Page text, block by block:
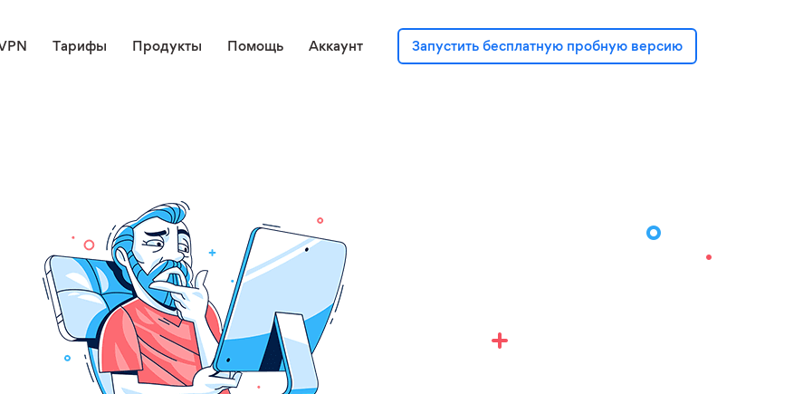
Тарифы Продукты Помощь Аккаунт Запустить бесплатную пробную версию